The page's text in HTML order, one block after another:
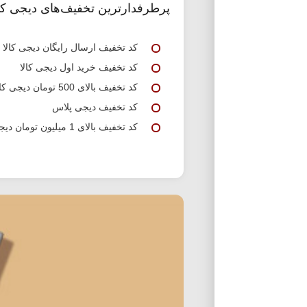
پرطرفدارترین تخفیف‌های دیجی
کد تخفیف ارسال رایگان دیجی کالا
کد تخفیف خرید اول دیجی کالا
کد تخفیف بالای 500 تومان دیجی کالا
کد تخفیف دیجی پلاس
کد تخفیف بالای 1 میلیون تومان دیجی کالا